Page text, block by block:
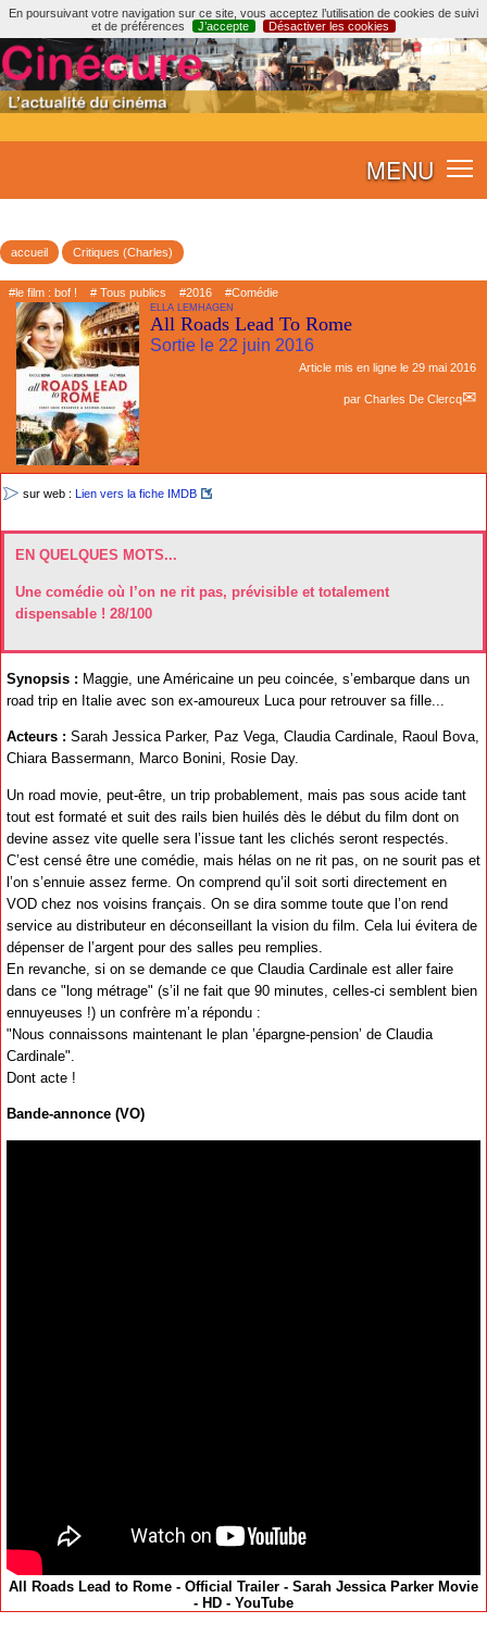
En poursuivant votre navigation sur ce site, vous acceptez l’utilisation de cookies de suivi
et de préférences
J’accepte Désactiver les cookies
MENU
accueil Critiques (Charles)
#le film : bof ! # Tous publics #2016 #Comédie
ELLA LEMHAGEN
All Roads Lead To Rome
Sortie le 22 juin 2016
Article mis en ligne le 29 mai 2016
par Charles De Clercq
EN QUELQUES MOTS...
Une comédie où l’on ne rit pas, prévisible et totalement
dispensable ! 28/100
sur web : Lien vers la fiche IMDB
Synopsis : Maggie, une Américaine un peu coincée, s’embarque dans un
road trip en Italie avec son ex-amoureux Luca pour retrouver sa fille...
Acteurs : Sarah Jessica Parker, Paz Vega, Claudia Cardinale, Raoul Bova,
Chiara Bassermann, Marco Bonini, Rosie Day.
Un road movie, peut-être, un trip probablement, mais pas sous acide tant
tout est formaté et suit des rails bien huilés dès le début du film dont on
devine assez vite quelle sera l’issue tant les clichés seront respectés.
C’est censé être une comédie, mais hélas on ne rit pas, on ne sourit pas et
l’on s’ennuie assez ferme. On comprend qu’il soit sorti directement en
VOD chez nos voisins français. On se dira somme toute que l’on rend
service au distributeur en déconseillant la vision du film. Cela lui évitera de
dépenser de l’argent pour des salles peu remplies.
En revanche, si on se demande ce que Claudia Cardinale est aller faire
dans ce "long métrage" (s’il ne fait que 90 minutes, celles-ci semblent bien
ennuyeuses !) un confrère m’a répondu :
"Nous connaissons maintenant le plan ’épargne-pension’ de Claudia
Cardinale".
Dont acte !
Bande-annonce (VO)
All Roads Lead to Rome - Official Trailer - Sarah Jessica Parker Movie
- HD - YouTube